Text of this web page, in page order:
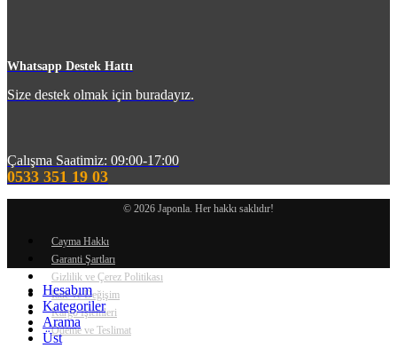
Whatsapp Destek Hattı
Size destek olmak için buradayız.
Çalışma Saatimiz: 09:00-17:00
0533 351 19 03
© 2026 Japonla. Her hakkı saklıdır!
Cayma Hakkı
Garanti Şartları
Gizlilik ve Çerez Politikası
İade ve Değişim
Kargo İşlemleri
Ödeme ve Teslimat
Hesabım
Kategoriler
Arama
Üst